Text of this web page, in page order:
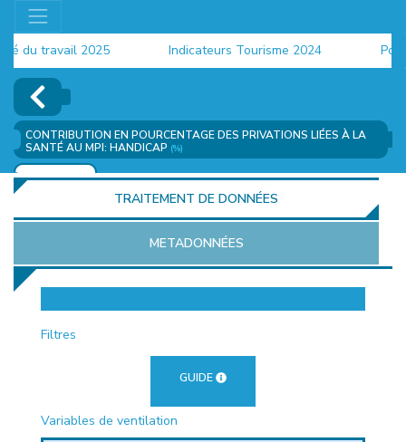
travail 2025 Indicateurs Tourisme 2024
CONTRIBUTION EN POURCENTAGE DES PRIVATIONS LIÉES À LA
SANTÉ AU MPI: HANDICAP (%)
AJOUTER
TRAITEMENT DE DONNÉES
METADONNÉES
Filtres
GUIDE
Variables de ventilation